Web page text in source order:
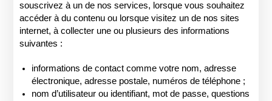
souscrivez à un de nos services, lorsque vous souhaitez
accéder à du contenu ou lorsque visitez un de nos sites
internet, à collecter une ou plusieurs des informations
suivantes :
informations de contact comme votre nom, adresse
électronique, adresse postale, numéros de téléphone ;
nom d’utilisateur ou identifiant, mot de passe, questions